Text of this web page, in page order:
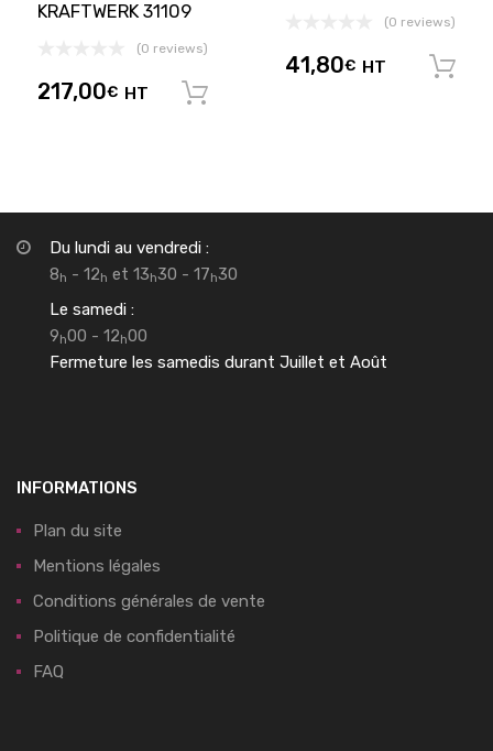
KRAFTWERK 31109
(0 reviews)
217,00€ HT
(0 reviews)
41,80€ HT
Du lundi au vendredi :
8h - 12h et 13h30 - 17h30
Le samedi :
9h00 - 12h00
Fermeture les samedis durant Juillet et Août
INFORMATIONS
Plan du site
Mentions légales
Conditions générales de vente
Politique de confidentialité
FAQ